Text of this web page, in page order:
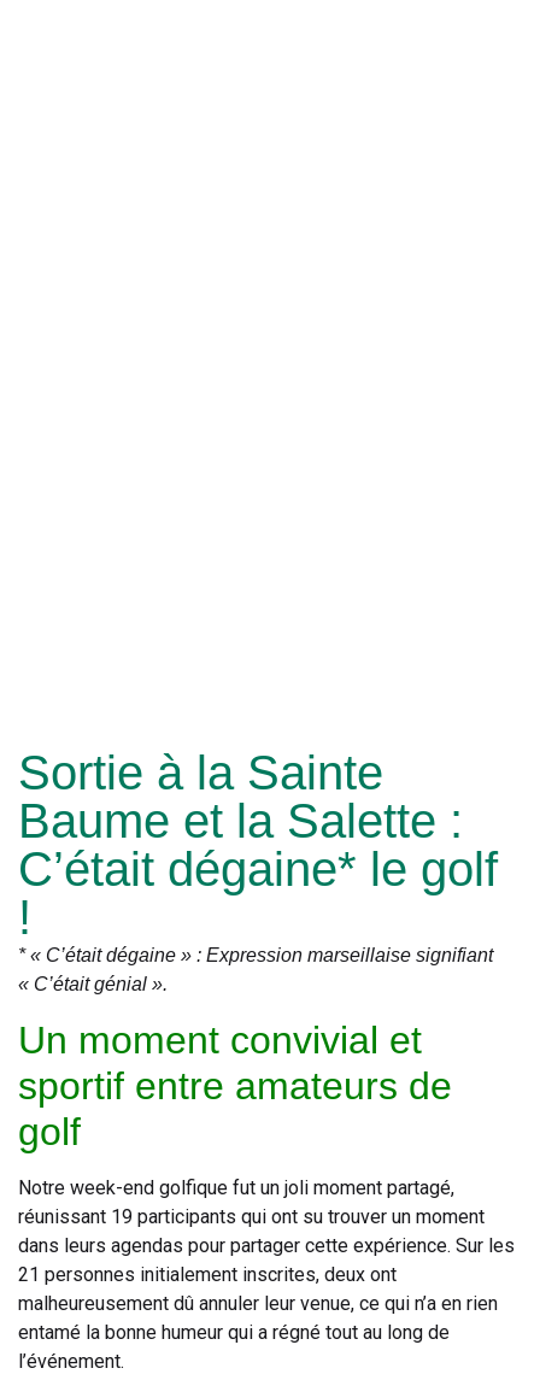
Sortie à la Sainte
Baume et la Salette :
C’était dégaine* le golf
!
* « C’était dégaine » : Expression marseillaise signifiant
« C’était génial ».
Un moment convivial et
sportif entre amateurs de
golf
Notre week-end golfique fut un joli moment partagé,
réunissant 19 participants qui ont su trouver un moment
dans leurs agendas pour partager cette expérience. Sur les
21 personnes initialement inscrites, deux ont
malheureusement dû annuler leur venue, ce qui n’a en rien
entamé la bonne humeur qui a régné tout au long de
l’événement.